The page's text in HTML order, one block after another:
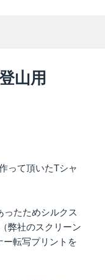
山用
って頂いたTシャ
ったためシルクス
弊社のスクリーン
ー転写プリントを